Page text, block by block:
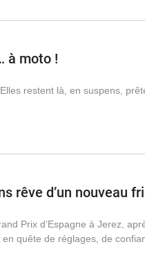
à moto !
restent là, en suspens,
rêve d’un nouveau
Prix d’Espagne à Jerez,
quête de réglages, de